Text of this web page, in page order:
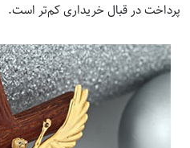
پرداخت در قبال خریداری کم‌تر است.